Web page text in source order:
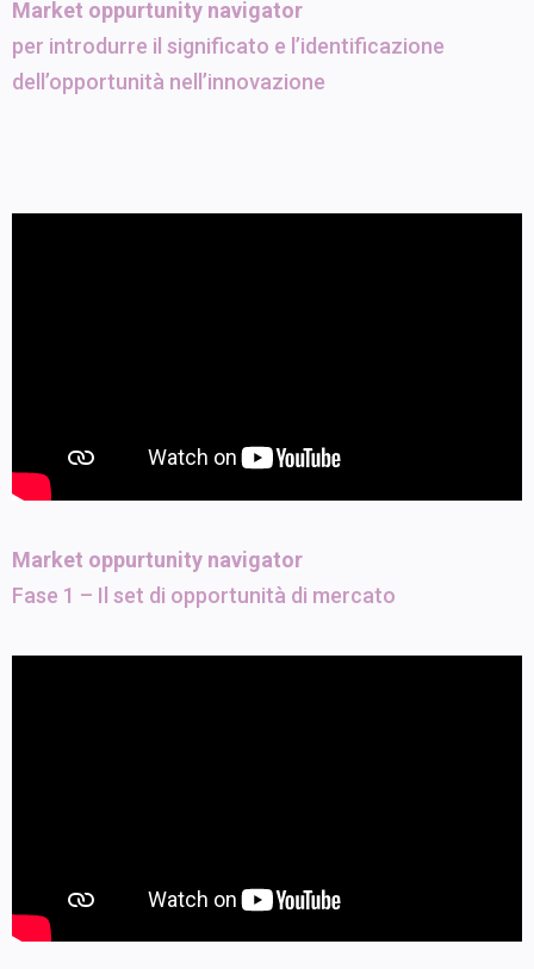
Market oppurtunity navigator
per introdurre il significato e l’identificazione
dell’opportunità nell’innovazione
Market oppurtunity navigator
Fase 1 – Il set di opportunità di mercato